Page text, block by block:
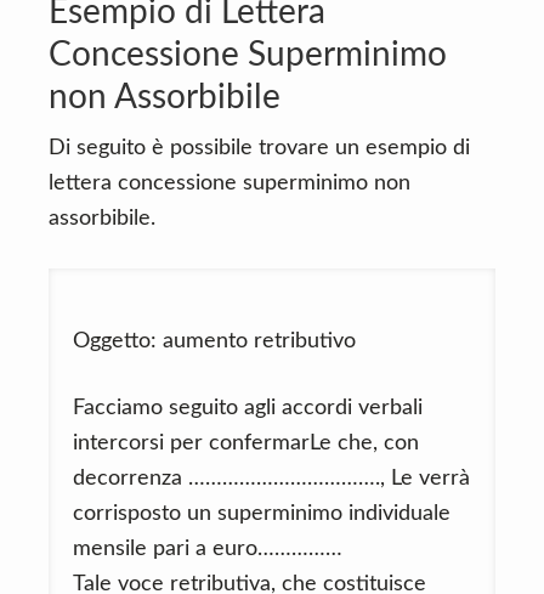
Esempio di Lettera
Concessione Superminimo
non Assorbibile
Di seguito è possibile trovare un esempio di
lettera concessione superminimo non
assorbibile.
Oggetto: aumento retributivo
Facciamo seguito agli accordi verbali
intercorsi per confermarLe che, con
decorrenza ……………………………., Le verrà
corrisposto un superminimo individuale
mensile pari a euro……………
Tale voce retributiva, che costituisce